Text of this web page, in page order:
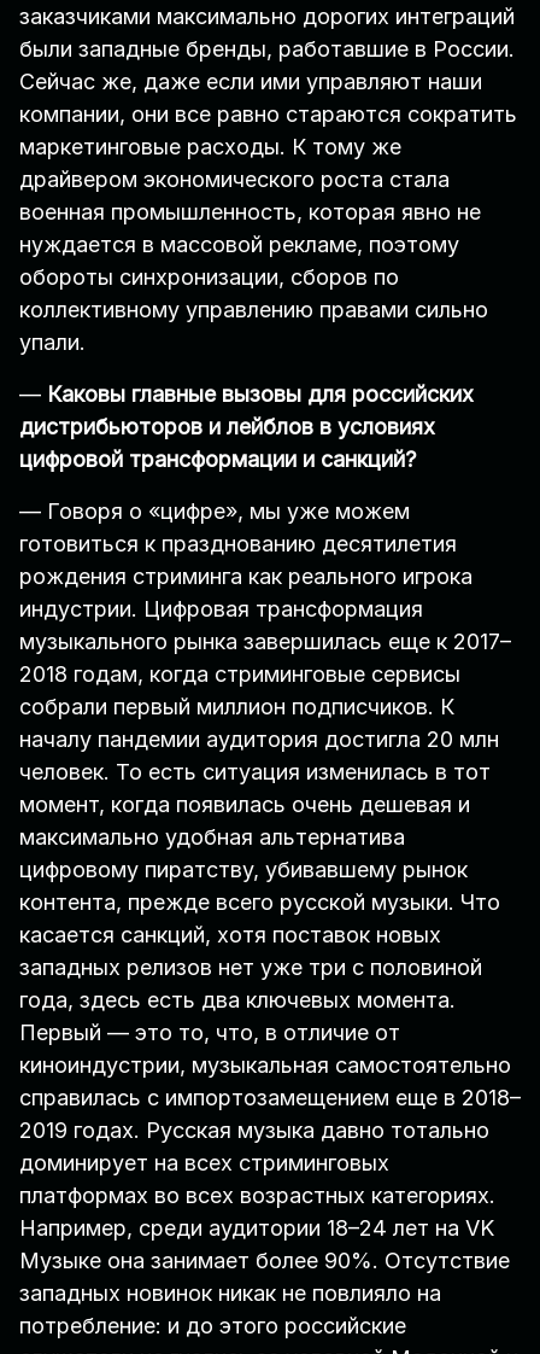
заказчиками максимально дорогих интеграций
были западные бренды, работавшие в России.
Сейчас же, даже если ими управляют наши
компании, они все равно стараются сократить
маркетинговые расходы. К тому же
драйвером экономического роста стала
военная промышленность, которая явно не
нуждается в массовой рекламе, поэтому
обороты синхронизации, сборов по
коллективному управлению правами сильно
упали.
— Каковы главные вызовы для российских
дистрибьюторов и лейблов в условиях
цифровой трансформации и санкций?
— Говоря о «цифре», мы уже можем
готовиться к празднованию десятилетия
рождения стриминга как реального игрока
индустрии. Цифровая трансформация
музыкального рынка завершилась еще к 2017–
2018 годам, когда стриминговые сервисы
собрали первый миллион подписчиков. К
началу пандемии аудитория достигла 20 млн
человек. То есть ситуация изменилась в тот
момент, когда появилась очень дешевая и
максимально удобная альтернатива
цифровому пиратству, убивавшему рынок
контента, прежде всего русской музыки. Что
касается санкций, хотя поставок новых
западных релизов нет уже три с половиной
года, здесь есть два ключевых момента.
Первый — это то, что, в отличие от
киноиндустрии, музыкальная самостоятельно
справилась с импортозамещением еще в 2018–
2019 годах. Русская музыка давно тотально
доминирует на всех стриминговых
платформах во всех возрастных категориях.
Например, среди аудитории 18–24 лет на VK
Музыке она занимает более 90%. Отсутствие
западных новинок никак не повлияло на
потребление: и до этого российские